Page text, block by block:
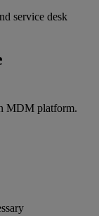
service desk
MDM platform.